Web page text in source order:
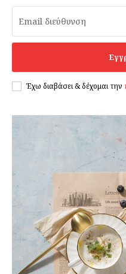
Daily Food
Σχετικά με εμάς
Αποποίηση Ευθυνών
Ο λογαριασμός μου
Επικοινωνία
Έχω διαβάσει & δέχομαι την